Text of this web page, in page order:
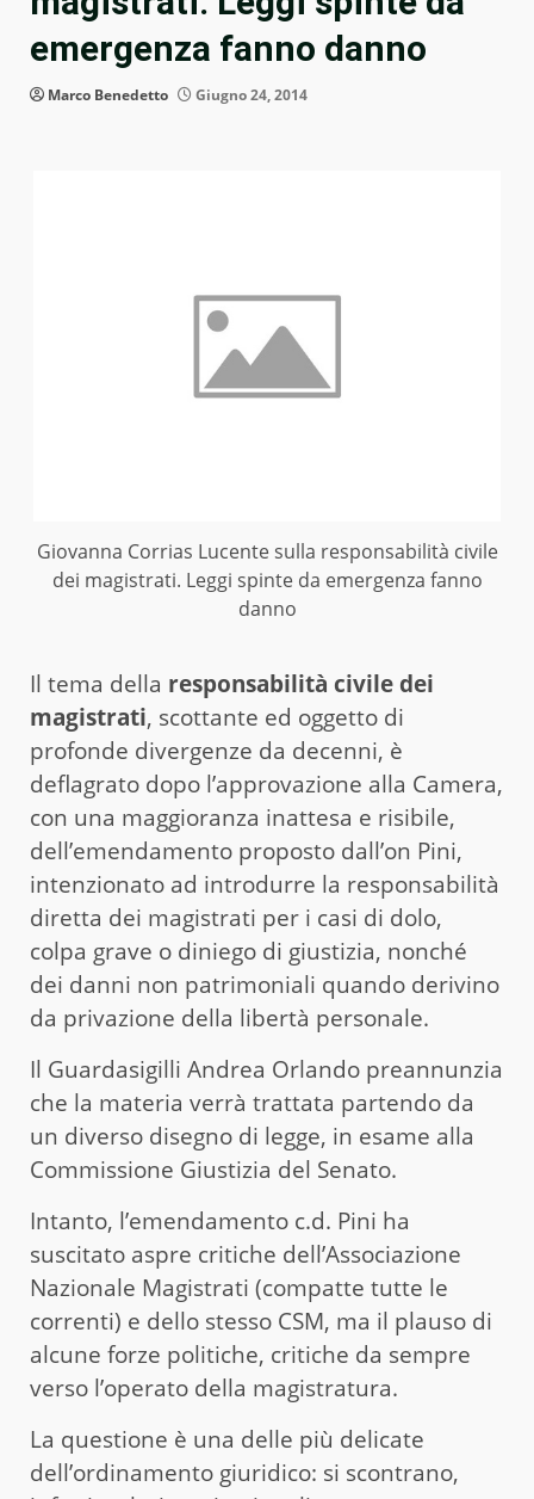
emergenza fanno danno
Marco Benedetto Giugno 24, 2014
Giovanna Corrias Lucente sulla responsabilità civile
dei magistrati. Leggi spinte da emergenza fanno
danno
Il tema della responsabilità civile dei
magistrati, scottante ed oggetto di
profonde divergenze da decenni, è
deflagrato dopo l’approvazione alla Camera,
con una maggioranza inattesa e risibile,
dell’emendamento proposto dall’on Pini,
intenzionato ad introdurre la responsabilità
diretta dei magistrati per i casi di dolo,
colpa grave o diniego di giustizia, nonché
dei danni non patrimoniali quando derivino
da privazione della libertà personale.
Il Guardasigilli Andrea Orlando preannunzia
che la materia verrà trattata partendo da
un diverso disegno di legge, in esame alla
Commissione Giustizia del Senato.
Intanto, l’emendamento c.d. Pini ha
suscitato aspre critiche dell’Associazione
Nazionale Magistrati (compatte tutte le
correnti) e dello stesso CSM, ma il plauso di
alcune forze politiche, critiche da sempre
verso l’operato della magistratura.
La questione è una delle più delicate
dell’ordinamento giuridico: si scontrano,